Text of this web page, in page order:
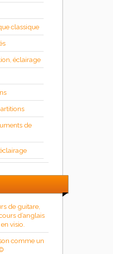
classique
éclairage
de
de guitare,
d’anglais
visio.
comme un